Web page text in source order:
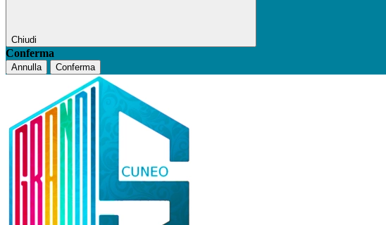
Chiudi
Conferma
Annulla Conferma